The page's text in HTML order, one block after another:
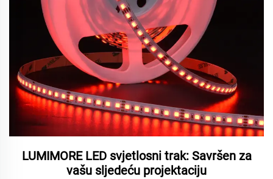
LUMIMORE LED svjetlosni trak: Savršen za
vašu sljedeću projektaciju